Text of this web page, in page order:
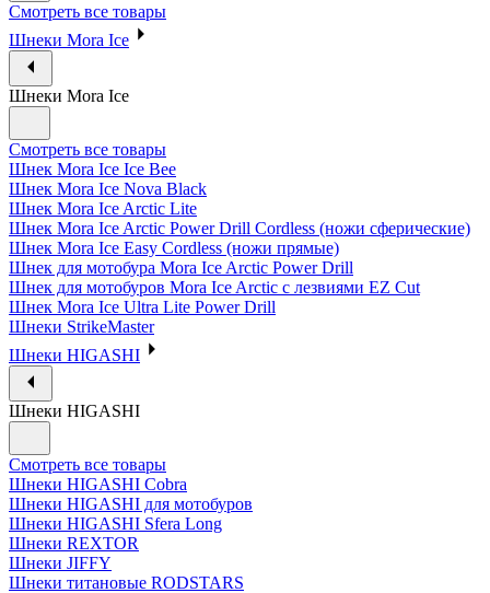
Смотреть все товары
Шнеки Mora Ice
Шнеки Mora Ice
Смотреть все товары
Шнек Mora Ice Ice Bee
Шнек Mora Ice Nova Black
Шнек Mora Ice Arctic Lite
Шнек Mora Ice Arctic Power Drill Cordless (ножи сферические)
Шнек Mora Ice Easy Cordless (ножи прямые)
Шнек для мотобура Mora Ice Arctic Power Drill
Шнек для мотобуров Mora Ice Arctic с лезвиями EZ Cut
Шнек Mora Ice Ultra Lite Power Drill
Шнеки StrikeMaster
Шнеки HIGASHI
Шнеки HIGASHI
Смотреть все товары
Шнеки HIGASHI Cobra
Шнеки HIGASHI для мотобуров
Шнеки HIGASHI Sfera Long
Шнеки REXTOR
Шнеки JIFFY
Шнеки титановые RODSTARS